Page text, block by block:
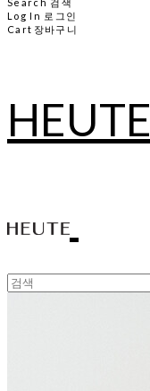
Log In 로그인
Cart 장바구니
HEUTE